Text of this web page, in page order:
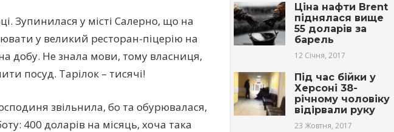
Зупинилася у місті Салерно, що на
у великий ресторан-піцерію на
добу. Не знала мови, тому власниця,
посуд. Тарілок – тисячі!
звільнила, бо та обурювалася,
400 доларів на місяць, хоча така
Ціна нафти Brent
піднялася вище
55 доларів за
барель
12 Січня, 2017
Під час бiйки у
Херсоні 38-
річному чоловіку
відipвали руку
23 Жовтня, 2017